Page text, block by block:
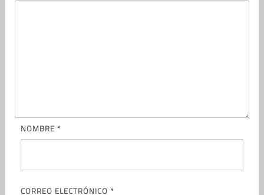
NOMBRE *
CORREO ELECTRÓNICO *